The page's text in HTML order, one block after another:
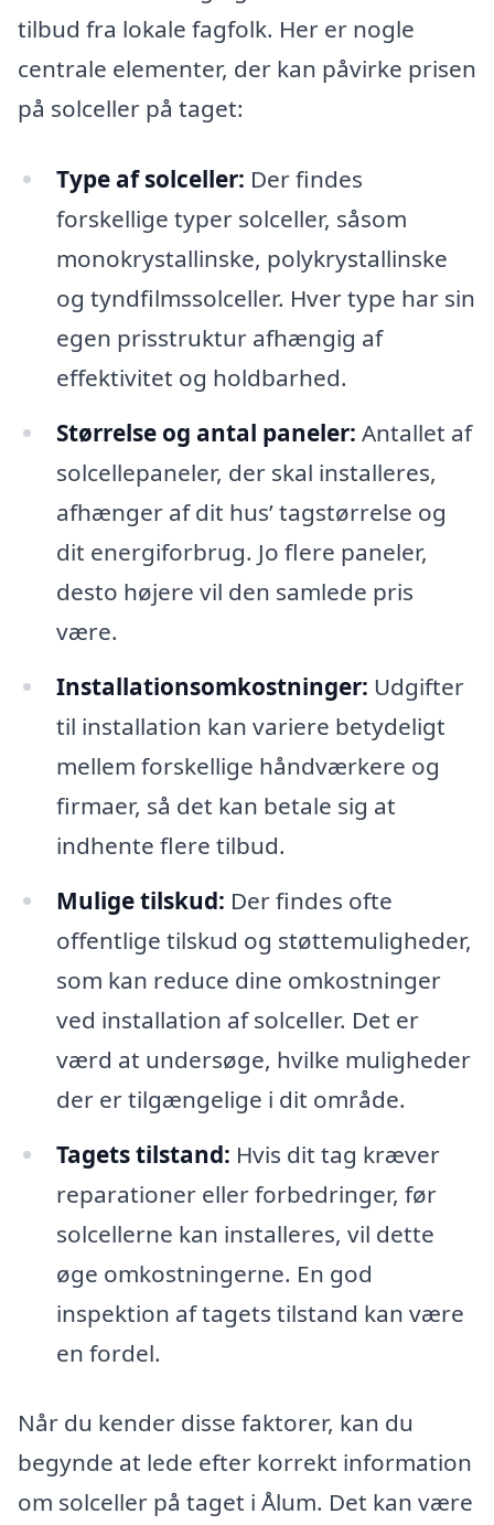
tilbud fra lokale fagfolk. Her er nogle
centrale elementer, der kan påvirke prisen
på solceller på taget:
Type af solceller: Der findes
forskellige typer solceller, såsom
monokrystallinske, polykrystallinske
og tyndfilmssolceller. Hver type har sin
egen prisstruktur afhængig af
effektivitet og holdbarhed.
Størrelse og antal paneler: Antallet af
solcellepaneler, der skal installeres,
afhænger af dit hus’ tagstørrelse og
dit energiforbrug. Jo flere paneler,
desto højere vil den samlede pris
være.
Installationsomkostninger: Udgifter
til installation kan variere betydeligt
mellem forskellige håndværkere og
firmaer, så det kan betale sig at
indhente flere tilbud.
Mulige tilskud: Der findes ofte
offentlige tilskud og støttemuligheder,
som kan reduce dine omkostninger
ved installation af solceller. Det er
værd at undersøge, hvilke muligheder
der er tilgængelige i dit område.
Tagets tilstand: Hvis dit tag kræver
reparationer eller forbedringer, før
solcellerne kan installeres, vil dette
øge omkostningerne. En god
inspektion af tagets tilstand kan være
en fordel.
Når du kender disse faktorer, kan du
begynde at lede efter korrekt information
om solceller på taget i Ålum. Det kan være